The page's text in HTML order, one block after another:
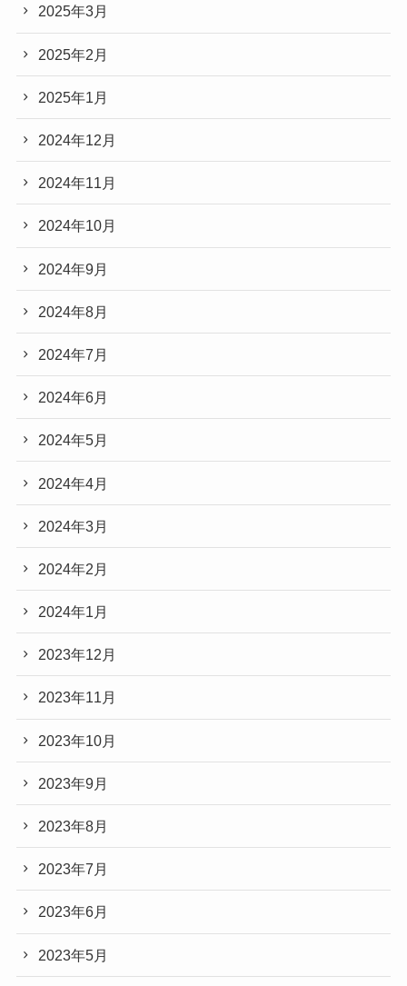
2025年3月
2025年2月
2025年1月
2024年12月
2024年11月
2024年10月
2024年9月
2024年8月
2024年7月
2024年6月
2024年5月
2024年4月
2024年3月
2024年2月
2024年1月
2023年12月
2023年11月
2023年10月
2023年9月
2023年8月
2023年7月
2023年6月
2023年5月